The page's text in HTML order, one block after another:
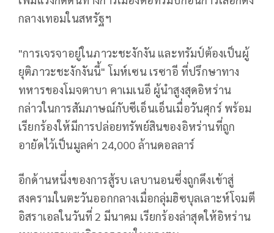
กลางเทอมในสหรัฐฯ
"การเจรจาอยู่ในภาวะชะงักงัน และทรัมป์ต้องเป็นผู้
ยุติภาวะชะงักงันนี้" โมห์เซน เรซาอี ที่ปรึกษาทาง
ทหารของโมจตาบา คาเมเนอี ผู้นำสูงสุดอิหร่าน
กล่าวในการสัมภาษณ์กับซีเอ็นเอ็นเมื่อวันศุกร์ พร้อม
เรียกร้องให้มีการปล่อยทรัพย์สินของอิหร่านที่ถูก
อายัดไว้เป็นมูลค่า 24,000 ล้านดอลลาร์
อีกด้านหนึ่งของการสู้รบ เลบานอนซึ่งถูกดึงเข้าสู่
สงครามในตะวันออกกลางเมื่อกลุ่มฮิซบุลเลาะห์โจมตี
อิสราเอลในวันที่ 2 มีนาคม เรียกร้องล่าสุดให้อิหร่าน